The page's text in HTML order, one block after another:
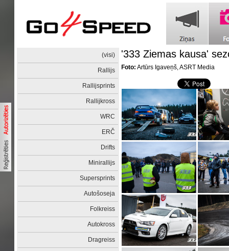
(visi)
Rallijs
Rallijsprints
Rallijkross
WRC
ERČ
Drifts
Minirallijs
Supersprints
Autošoseja
Folkreiss
Autokross
Dragreiss
'333 Ziemas kausa'
Foto: Artūrs Igaveņš, ASRT Media